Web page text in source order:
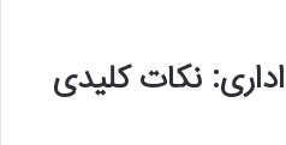
نکات کلیدی